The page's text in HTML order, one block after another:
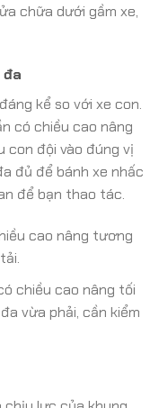
chữa dưới gầm xe,
kể so với xe con.
có chiều cao nâng
đội vào đúng vị
đủ để bánh xe nhấc
để bạn thao tác.
cao nâng tương
chiều cao nâng tối
vừa phải, cần kiểm